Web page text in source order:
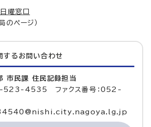
曜窓口
のページ）
する お問い合わせ
市民課 住民記録担当
523-4535 ファクス番号：052-